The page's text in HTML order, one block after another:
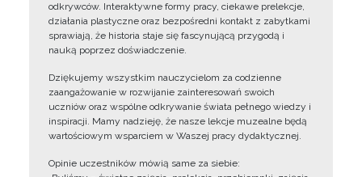
odkrywców. Interaktywne formy pracy, ciekawe prelekcje,
działania plastyczne oraz bezpośredni kontakt z zabytkami
sprawiają, że historia staje się fascynującą przygodą i
nauką poprzez doświadczenie.
Dziękujemy wszystkim nauczycielom za codzienne
zaangażowanie w rozwijanie zainteresowań swoich
uczniów oraz wspólne odkrywanie świata pełnego wiedzy i
inspiracji. Mamy nadzieję, że nasze lekcje muzealne będą
wartościowym wsparciem w Waszej pracy dydaktycznej.
Opinie uczestników mówią same za siebie: